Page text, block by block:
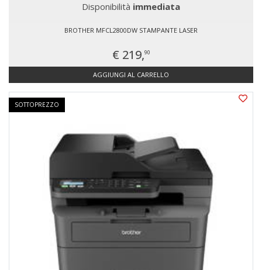
Disponibilità immediata
BROTHER MFCL2800DW STAMPANTE LASER
€ 219,90
AGGIUNGI AL CARRELLO
SOTTOPREZZO